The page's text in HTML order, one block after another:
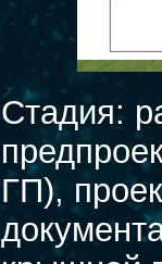
Стадия:
ГП),